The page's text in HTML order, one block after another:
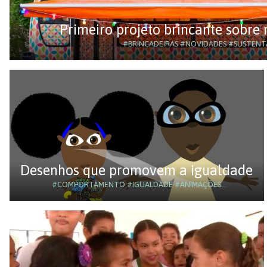
Primeiro projeto brincante sobre
#BRINCADEIRAS#NOVIDADES
Desenhos que promovem a igualdade
#COMPORTAMENTO#IGUALDADE#ANIMAÇÕES